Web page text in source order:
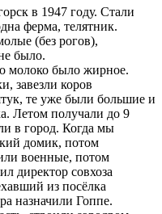
в 1947 году. Стали
ферма, телятник.
(без рогов),
было.
молоко было жирное.
завезли коров
те уже были большие и
Летом получали до 9
в город. Когда мы
домик, потом
военные, потом
директор совхоза
из посёлка
назначили Гоппе.